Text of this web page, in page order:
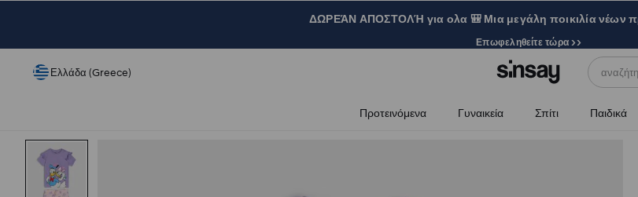
ΔΩΡΕΆΝ ΑΠΟΣΤΟΛΉ για ολα 🎒 Μια μεγάλη ποικιλία νέων
Επωφεληθείτε τώρα >>
Ελλάδα (Greece)
Προτεινόμενα Γυναικεία Σπίτι Παιδικά